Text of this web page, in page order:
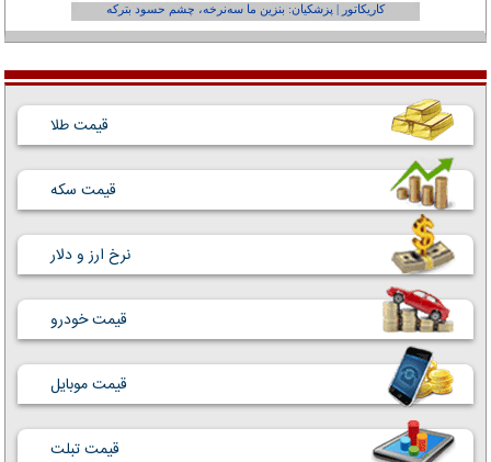
کاریکاتور | پزشکیان: بنزین ما سه‌نرخه، چشم حسود بترکه
قیمت طلا
قیمت سکه
نرخ ارز و دلار
قیمت خودرو
قیمت موبایل
قیمت تبلت